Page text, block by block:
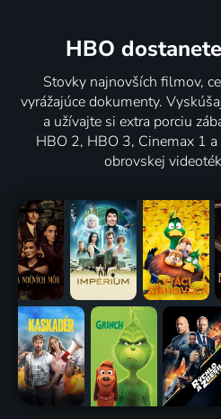
HBO
Stovky najnovších filmov,
vyrážajúce dokumenty.
a užívajte si extra porciu
HBO 2, HBO 3, Cinemax 1
obrovskej